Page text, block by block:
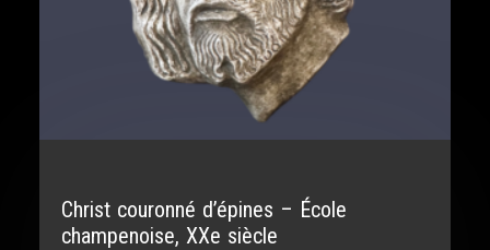
Christ couronné d’épines – École
champenoise, XXe siècle